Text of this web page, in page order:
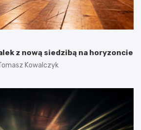
z nową siedzibą na horyzoncie
Kowalczyk